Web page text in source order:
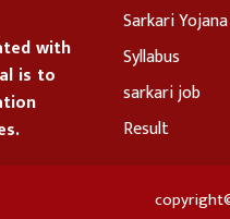
with
is to
Sarkari Yojana
Syllabus
sarkari job
Result